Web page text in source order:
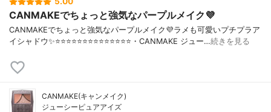
CANMAKEでちょっと強気なパープルメイク💜
CANMAKEでちょっと強気なパープルメイク💜ラメも可愛いプチプラア
イシャドウ✨⭐️⭐️⭐️⭐️⭐️⭐️⭐️⭐️⭐️⭐️⭐️⭐️⭐️⭐️・CANMAKE ジュー…続きを見る
CANMAKE(キャンメイク)
ジューシーピュアアイズ